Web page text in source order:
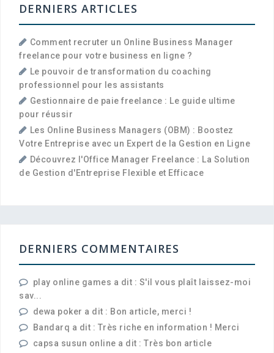
DERNIERS ARTICLES
Comment recruter un Online Business Manager
freelance pour votre business en ligne ?
Le pouvoir de transformation du coaching
professionnel pour les assistants
Gestionnaire de paie freelance : Le guide ultime
pour réussir
Les Online Business Managers (OBM) : Boostez
Votre Entreprise avec un Expert de la Gestion en Ligne
Découvrez l'Office Manager Freelance : La Solution
de Gestion d'Entreprise Flexible et Efficace
DERNIERS COMMENTAIRES
play online games a dit : S'il vous plaît laissez-moi
sav...
dewa poker a dit : Bon article, merci !
Bandarq a dit : Très riche en information ! Merci
capsa susun online a dit : Très bon article